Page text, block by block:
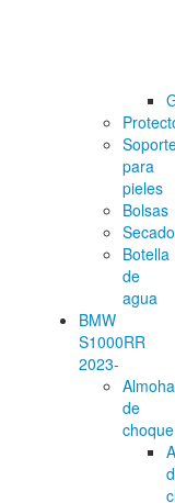
para
pieles
Bolsas
Botella
de
agua
BMW
S1000RR
2023-
de
choque